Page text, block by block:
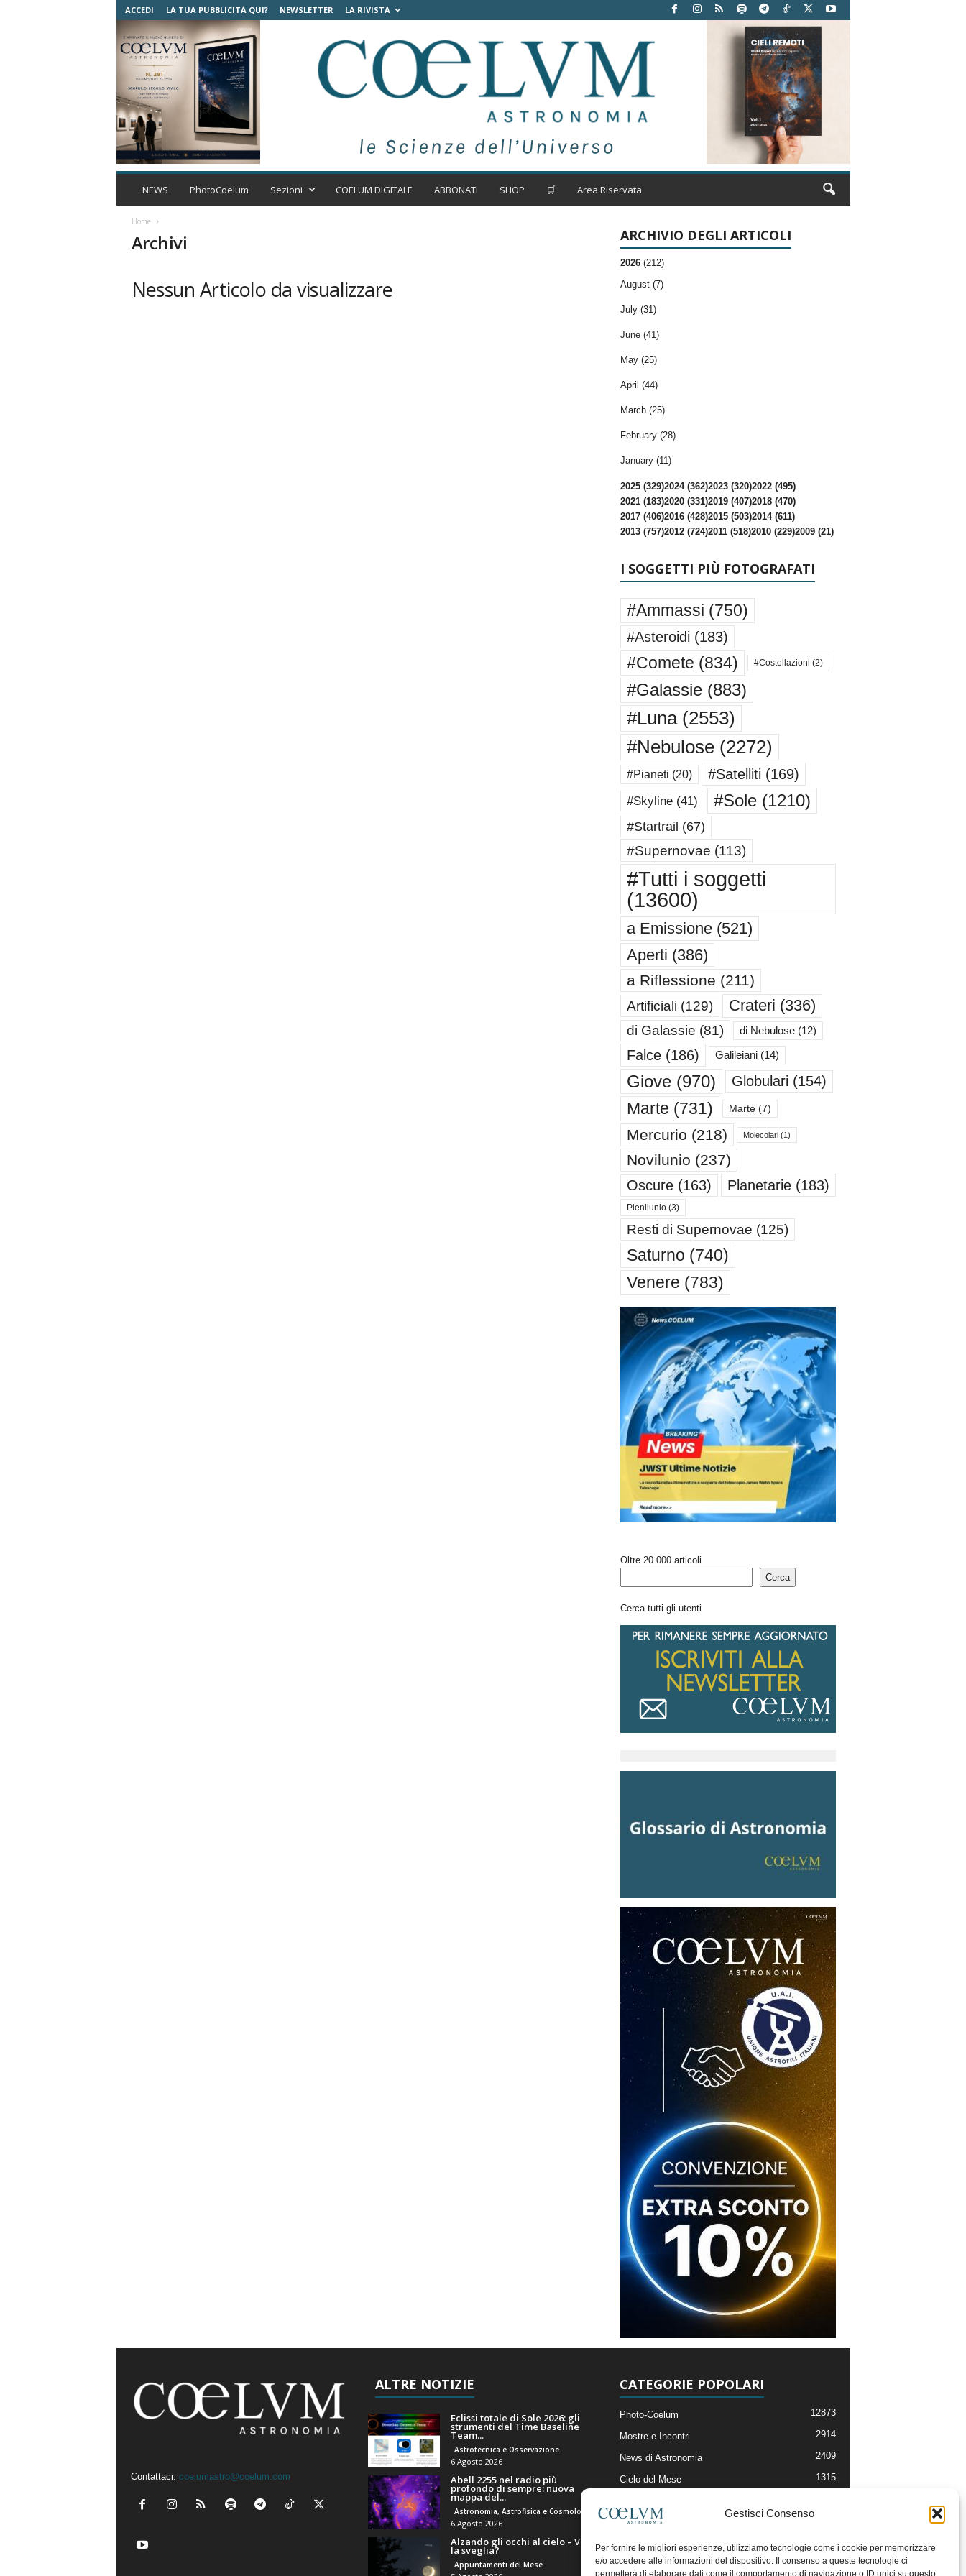
Gestisci Consenso
Per fornire le migliori esperienze, utilizziamo tecnologie come i cookie per memorizzare
e/o accedere alle informazioni del dispositivo. Il consenso a queste tecnologie ci
permetterà di elaborare dati come il comportamento di navigazione o ID unici su questo
ACCEDI LA TUA PUBBLICITÀ QUI? NEWSLETTER LA RIVISTA
C
t
NEWS PhotoCoelum Sezioni COELUM DIGITALE ABBONATI SHOP 🛒 Area Riservata
Home
Archivi
Nessun Articolo da visualizzare
ARCHIVIO DEGLI ARTICOLI
2026 (212)
August (7)
July (31)
June (41)
May (25)
April (44)
March (25)
February (28)
January (11)
2025 (329)2024 (362)2023 (320)2022 (495)
2021 (183)2020 (331)2019 (407)2018 (470)
2017 (406)2016 (428)2015 (503)2014 (611)
2013 (757)2012 (724)2011 (518)2010 (229)2009 (21)
I SOGGETTI PIÙ FOTOGRAFATI
#Ammassi (750)
#Asteroidi (183)
#Comete (834) #Costellazioni (2)
#Galassie(883)
#Luna(2553)
#Nebulose(2272)
#Pianeti (20) #Satelliti (169)
#Skyline(41) #Sole(1210)
#Startrail (67)
#Supernovae (113)
#Tutti i soggetti
(13600)
a Emissione(521)
Aperti (386)
a Riflessione (211)
Artificiali (129) Crateri (336)
di Galassie (81) di Nebulose(12)
Falce(186) Galileiani(14)
Giove(970) Globulari (154)
Marte (731) Marte(7)
Mercurio (218) Molecolari(1)
Novilunio (237)
Oscure(163) Planetarie(183)
Plenilunio(3)
Resti di Supernovae (125)
Saturno (740)
Venere (783)
Oltre 20.000 articoli
Cerca
Cerca tutti gli utenti
Contattaci: coelumastro@coelum.com
ALTRE NOTIZIE
Eclissi totale di Sole 2026: gli
strumenti del Time Baseline
Team...
Astrotecnica e Osservazione
6 Agosto 2026
Abell 2255 nel radio più
profondo di sempre: nuova
mappa del...
Astronomia, Astrofisica e Cosmologia
6 Agosto 2026
Alzando gli occhi al cielo – Vale
la sveglia?
Appuntamenti del Mese
CATEGORIE POPOLARI
Photo-Coelum 12873
Mostre e Incontri 2914
News di Astronomia 2409
Cielo del Mese 1315
Articoli e Risorse On-Line
Il Blog della Redazione